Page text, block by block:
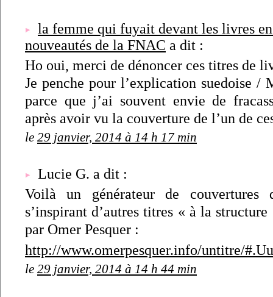
la femme qui fuyait devant les livres
nouveautés de la FNAC a dit :
Ho oui, merci de dénoncer ces titres de
Je penche pour l’explication suedoise /
parce que j’ai souvent envie de
après avoir vu la couverture de l’un de
le 29 janvier, 2014 à 14 h 17 min
Lucie G. a dit :
Voilà un générateur de couvertures
s’inspirant d’autres titres « à la
par Omer Pesquer :
http://www.omerpesquer.info/untitre/
le 29 janvier, 2014 à 14 h 44 min